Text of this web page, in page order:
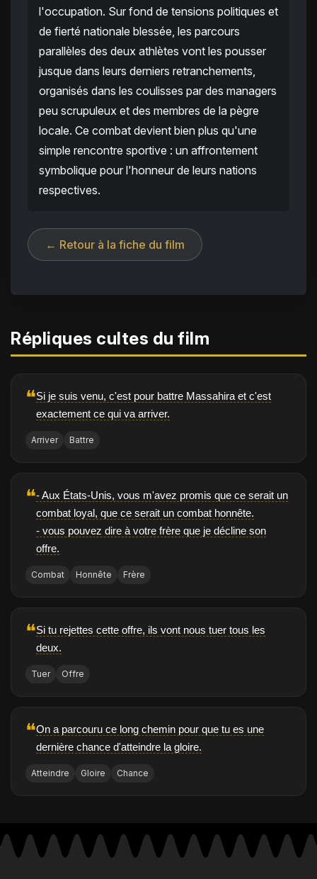
l'occupation. Sur fond de tensions politiques et
de fierté nationale blessée, les parcours
parallèles des deux athlètes vont les pousser
jusque dans leurs derniers retranchements,
organisés dans les coulisses par des managers
peu scrupuleux et des membres de la pègre
locale. Ce combat devient bien plus qu'une
simple rencontre sportive : un affrontement
symbolique pour l'honneur de leurs nations
respectives.
← Retour à la fiche du film
Répliques cultes du film
❝Si je suis venu, c'est pour battre Massahira et c'est
exactement ce qui va arriver.
Arriver Battre
❝- Aux États-Unis, vous m'avez promis que ce serait un
combat loyal, que ce serait un combat honnête.
- vous pouvez dire à votre frère que je décline son
offre.
Combat Honnête Frère
❝Si tu rejettes cette offre, ils vont nous tuer tous les
deux.
Tuer Offre
❝On a parcouru ce long chemin pour que tu es une
dernière chance d'atteindre la gloire.
Atteindre Gloire Chance